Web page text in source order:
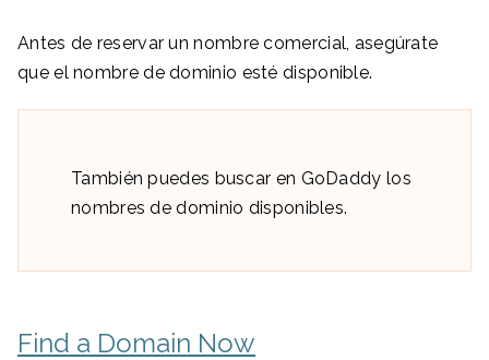
Antes de reservar un nombre comercial, asegúrate
que el nombre de dominio esté disponible.
También puedes buscar en GoDaddy los
nombres de dominio disponibles.
Find a Domain Now